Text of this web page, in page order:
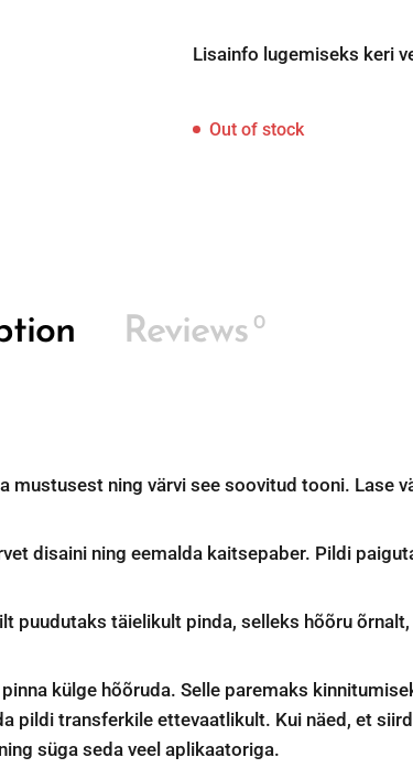
Lisainfo lugemiseks keri
Out of stock
Reviews 0
ning värvi see soovitud tooni. Lase
disaini ning eemalda kaitsepaber. Pildi
puudutaks täielikult pinda, selleks hõõru
külge hõõruda. Selle paremaks
pildi transferkile ettevaatlikult. Kui näed, et
süga seda veel aplikaatoriga.